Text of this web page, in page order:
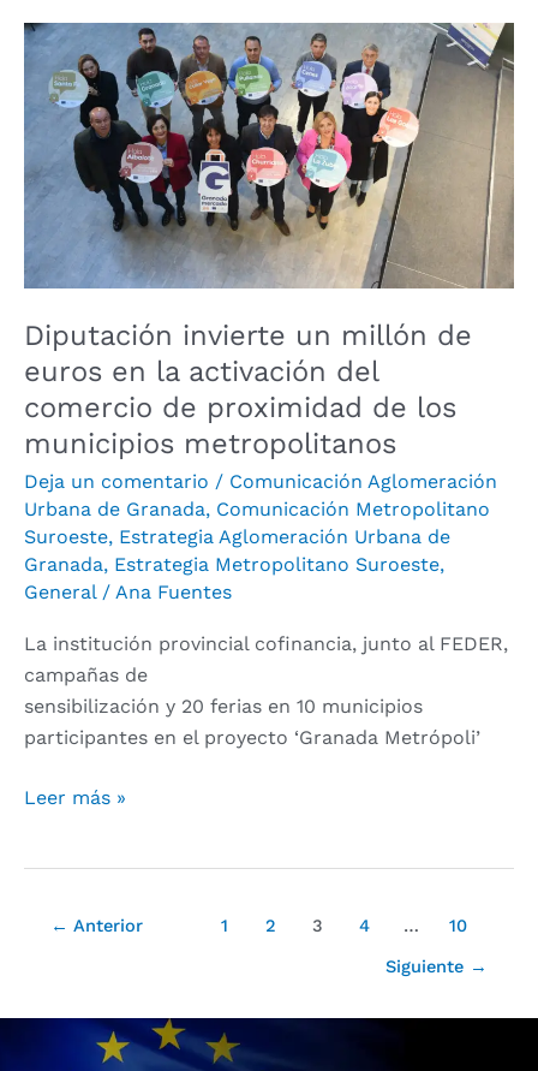
Diputación invierte un millón de
euros en la activación del
comercio de proximidad de los
municipios metropolitanos
Deja un comentario / Comunicación Aglomeración
Urbana de Granada, Comunicación Metropolitano
Suroeste, Estrategia Aglomeración Urbana de
Granada, Estrategia Metropolitano Suroeste,
General/ Ana Fuentes
La institución provincial cofinancia, junto al FEDER,
campañas de
sensibilización y 20 ferias en 10 municipios
participantes en el proyecto ‘Granada Metrópoli’
Diputación
invierte
millón
de
euros
la
activación
comercio
de
proximidad
de
los
municipios
metropolitanos
Leer más »
← Anterior 1 2 3 4 …
10
Siguiente →